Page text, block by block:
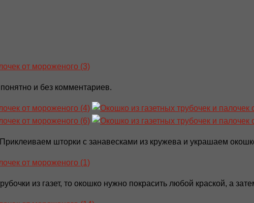
и без комментариев.
шторки с занавесками из кружева и украшаем
из газет, то окошко нужно покрасить любой краской, а